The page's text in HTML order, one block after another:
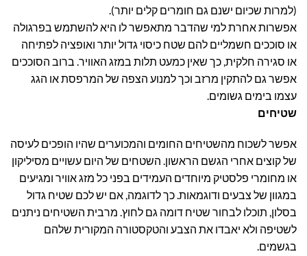
(למרות שכיום ישנם גם חומרים קלים יותר).
אפשרות אחרת למי שהדבר מתאפשר לו היא להשתמש בפרגולה
או סוככים חשמליים להם שטח כיסוי גדול יותר ואופציה לפתיחה
או סגירה חלקית, כך שאין כמעט תלות במזג האוויר. ברוב הסוככים
אפשר גם להתקין מרזב וכך למנוע הצפה של המרפסת או הגג
עצמו בימים גשומים.
שטיחים
אפשר לשכוח מהשטיחים החומים והמכוערים שהיו הופכים לעיסה
של קוצים אחרי הגשם הראשון. השטחים של היום עשויים מסיליקון
או מחומרי פלסטיק מיוחדים העמידים בפני כל מזג אוויר ומגיעים
במגוון של צבעים ודוגמאות. כך לדוגמה, אם יש לכם שטיח גדול
בסלון, תוכלו לבחור שטיח דומה גם לחוץ. מרבית השטיחים ניתנים
לשטיפה ולא יאבדו את הצבע והטקסטורה המקורית שלהם
בגשמים.